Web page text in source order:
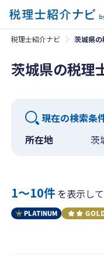
税理士紹介ナビ 茨城県
茨城県の税理
現在の検索条
所在地 茨
1〜10件を表示し